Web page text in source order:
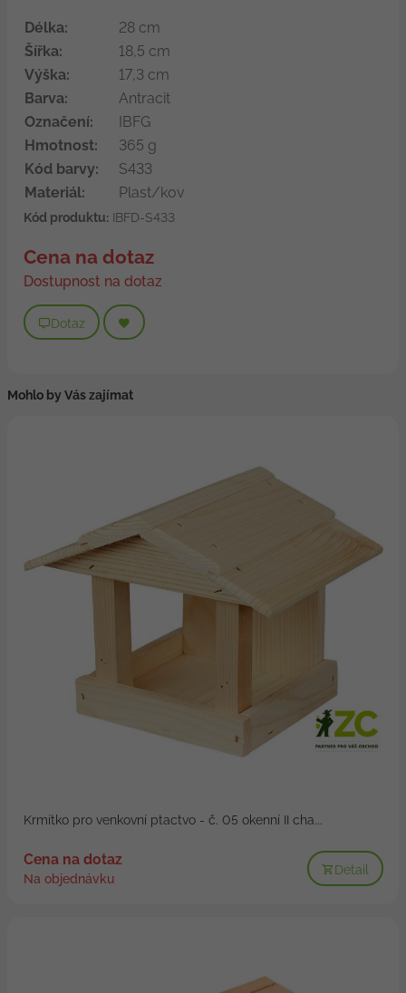
Délka:
28 cm
Šířka:
18,5 cm
Výška:
17,3 cm
Barva:
Antracit
Označení:
IBFG
Hmotnost:
365 g
Kód barvy:
S433
Materiál:
Plast/kov
Kód produktu:IBFD-S433
Cena na dotaz
Dostupnost na dotaz
Dotaz
Mohlo by Vás zajímat
Krmítko pro venkovní ptactvo - č. 05 okenní II cha...
Cena na dotaz
Na objednávku
Detail